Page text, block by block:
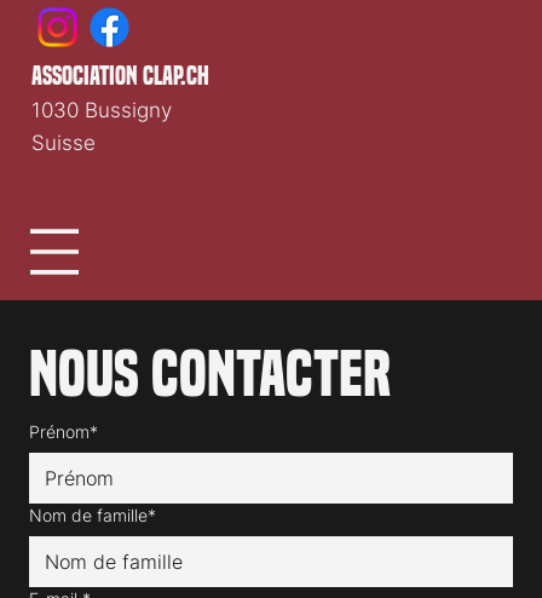
Nous contacter
Prénom*
Nom de famille*
association clap.ch
1030 Bussigny
Suisse